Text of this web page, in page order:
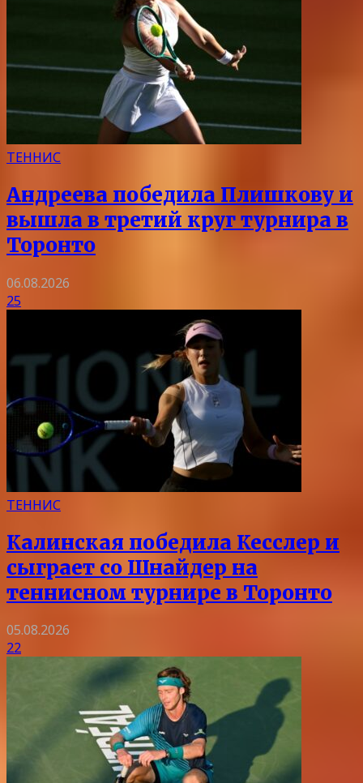
ТЕННИС
Андреева победила Плишкову и
вышла в третий круг турнира в
Торонто
06.08.2026
25
ТЕННИС
Калинская победила Кесслер и
сыграет со Шнайдер на
теннисном турнире в Торонто
05.08.2026
22